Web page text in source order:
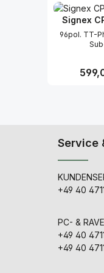
horizontal
vertical
sometimes
Isopatch
between
up for
needed.
patch
channel,
soldering
'program
PCB - No
Signex
96pol. TT-
Service
+49 40
PC- &
+49 40
+49 40